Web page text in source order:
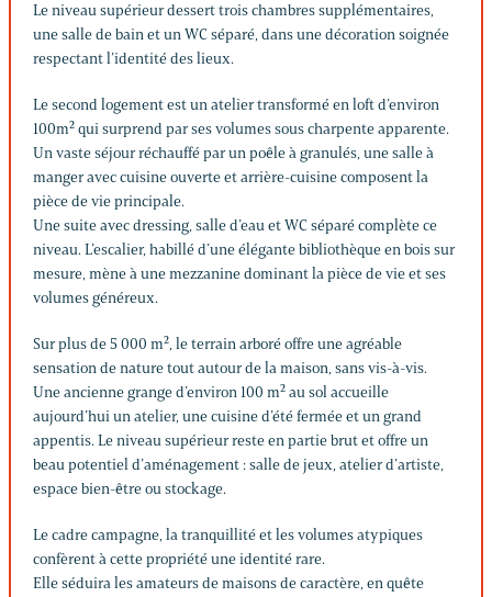
Le niveau supérieur dessert trois chambres supplémentaires,
une salle de bain et un WC séparé, dans une décoration soignée
respectant l’identité des lieux.
Le second logement est un atelier transformé en loft d’environ
100m² qui surprend par ses volumes sous charpente apparente.
Un vaste séjour réchauffé par un poêle à granulés, une salle à
manger avec cuisine ouverte et arrière-cuisine composent la
pièce de vie principale.
Une suite avec dressing, salle d’eau et WC séparé complète ce
niveau. L’escalier, habillé d’une élégante bibliothèque en bois sur
mesure, mène à une mezzanine dominant la pièce de vie et ses
volumes généreux.
Sur plus de 5 000 m², le terrain arboré offre une agréable
sensation de nature tout autour de la maison, sans vis-à-vis.
Une ancienne grange d’environ 100 m² au sol accueille
aujourd’hui un atelier, une cuisine d’été fermée et un grand
appentis. Le niveau supérieur reste en partie brut et offre un
beau potentiel d’aménagement : salle de jeux, atelier d’artiste,
espace bien-être ou stockage.
Le cadre campagne, la tranquillité et les volumes atypiques
confèrent à cette propriété une identité rare.
Elle séduira les amateurs de maisons de caractère, en quête